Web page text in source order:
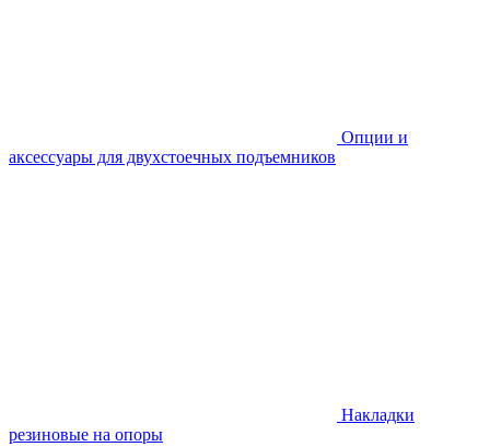
Опции и
аксессуары для двухстоечных подъемников
Накладки
резиновые на опоры